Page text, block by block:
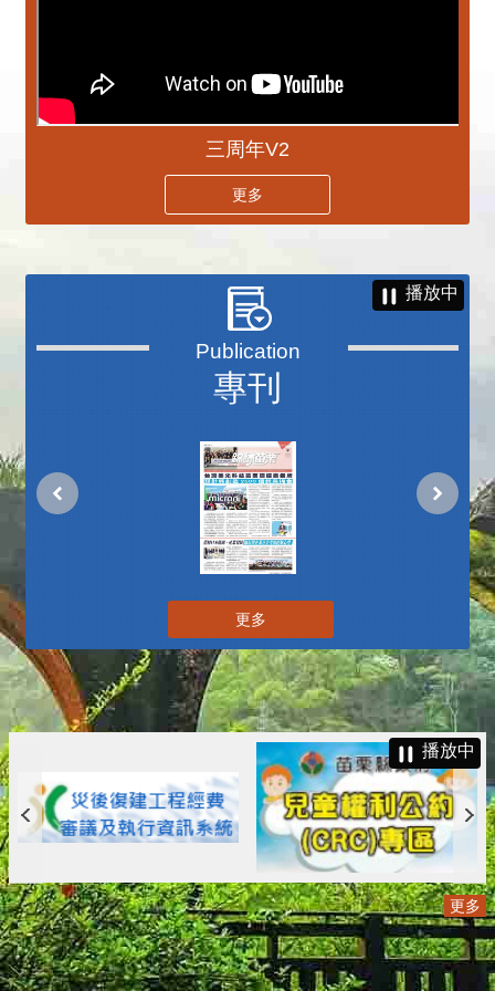
三周年V2
更多
專刊
播放中
更多
播放中
更多